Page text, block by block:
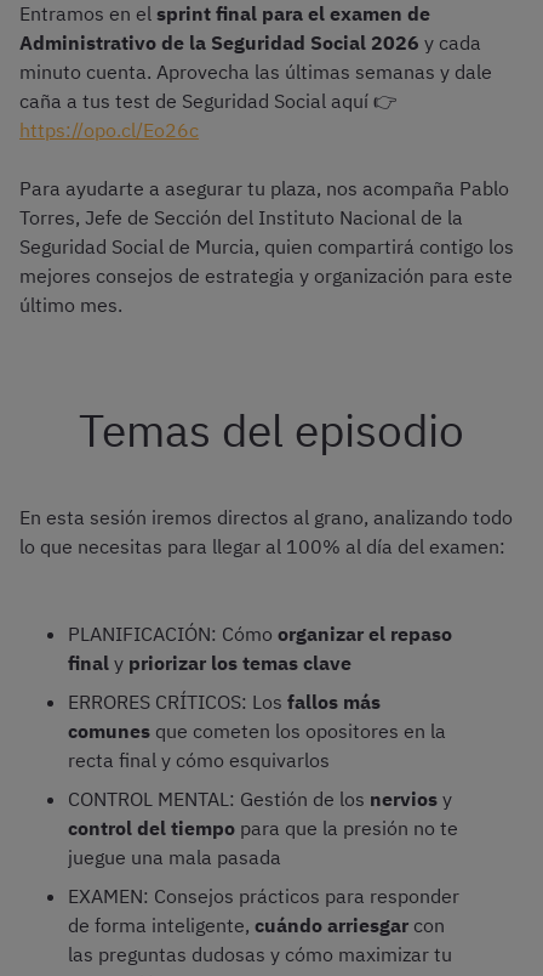
Entramos en el sprint final para el examen de
Administrativo de la Seguridad Social 2026 y cada
minuto cuenta. Aprovecha las últimas semanas y dale
caña a tus test de Seguridad Social aquí 👉
https://opo.cl/Eo26c
Para ayudarte a asegurar tu plaza, nos acompaña Pablo
Torres, Jefe de Sección del Instituto Nacional de la
Seguridad Social de Murcia, quien compartirá contigo los
mejores consejos de estrategia y organización para este
último mes.
Temas del episodio
En esta sesión iremos directos al grano, analizando todo
lo que necesitas para llegar al 100% al día del examen:
PLANIFICACIÓN: Cómo organizar el repaso
final y priorizar los temas clave
ERRORES CRÍTICOS: Los fallos más
comunes que cometen los opositores en la
recta final y cómo esquivarlos
CONTROL MENTAL: Gestión de los nervios y
control del tiempo para que la presión no te
juegue una mala pasada
EXAMEN: Consejos prácticos para responder
de forma inteligente, cuándo arriesgar con
las preguntas dudosas y cómo maximizar tu